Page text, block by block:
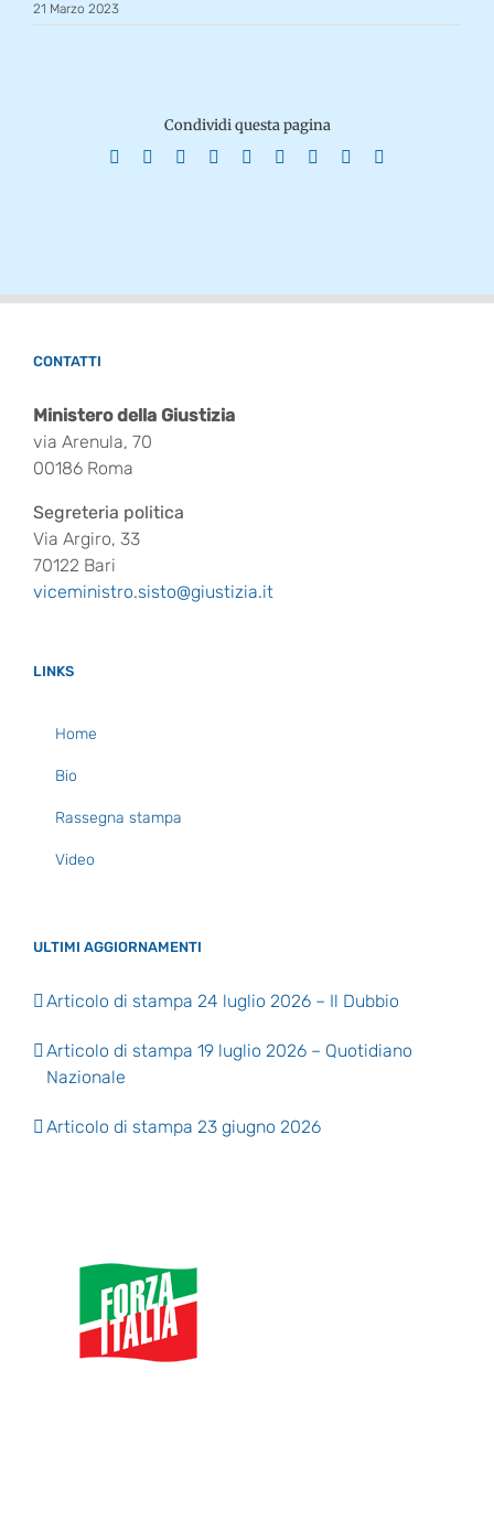
21 Marzo 2023
Condividi questa pagina
Facebook Reddit LinkedInWhatsApp
TumblrPinterest
CONTATTI
Ministero della Giustizia
via Arenula, 70
00186 Roma
Segreteria politica
Via Argiro, 33
70122 Bari
viceministro.sisto@giustizia.it
LINKS
Home
Bio
Rassegna stampa
Video
ULTIMI AGGIORNAMENTI
Articolo di stampa 24 luglio 2026 – Il Dubbio
Articolo di stampa 19 luglio 2026 – Quotidiano
Nazionale
Articolo di stampa 23 giugno 2026